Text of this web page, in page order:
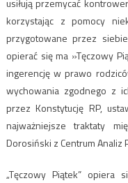
usiłują przemycać
korzystając z pomocy
przygotowane przez
opierać się ma »Tęczowy
ingerencję w prawo
wychowania zgodnego z
przez Konstytucję RP,
najważniejsze traktaty
Dorosiński z Centrum Analiz
„Tęczowy Piątek” opiera